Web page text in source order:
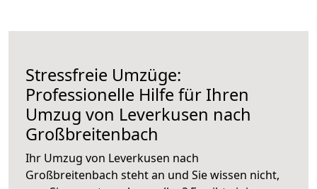
Stressfreie Umzüge:
Professionelle Hilfe für Ihren
Umzug von Leverkusen nach
Großbreitenbach
Ihr Umzug von Leverkusen nach
Großbreitenbach steht an und Sie wissen nicht,